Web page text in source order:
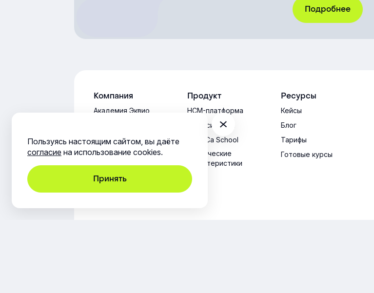
Подробнее
Компания
Академия Эквио
Продукт
HCM-платформа
СДО-система
HoReCa School
Технические
характеристики
Ресурсы
Кейсы
Блог
Тарифы
Готовые курсы
Пользуясь настоящим сайтом, вы даёте
согласие на использование cookies.
Принять